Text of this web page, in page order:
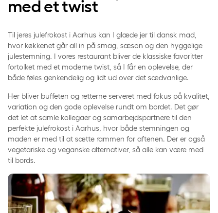
med et twist
Til jeres julefrokost i Aarhus kan I glæde jer til dansk mad,
hvor køkkenet går all in på smag, sæson og den hyggelige
julestemning. I vores restaurant bliver de klassiske favoritter
fortolket med et moderne twist, så I får en oplevelse, der
både føles genkendelig og lidt ud over det sædvanlige.
Her bliver buffeten og retterne serveret med fokus på kvalitet,
variation og den gode oplevelse rundt om bordet. Det gør
det let at samle kollegaer og samarbejdspartnere til den
perfekte julefrokost i Aarhus, hvor både stemningen og
maden er med til at sætte rammen for aftenen. Der er også
vegetariske og veganske alternativer, så alle kan være med
til bords.